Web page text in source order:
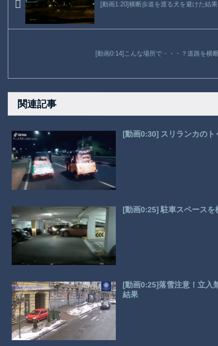
[動画1:20]横断歩道を渡る犬を避けた結
[動画0:14]こんな場所で・・・？道路を横
関連記事
[動画0:30] スリランカの
[動画0:25] 駐車スペースを
[動画0:25]落雪注意！立入
結果